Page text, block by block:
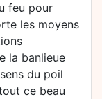
feu pour
les moyens
la banlieue
du poil
ce beau